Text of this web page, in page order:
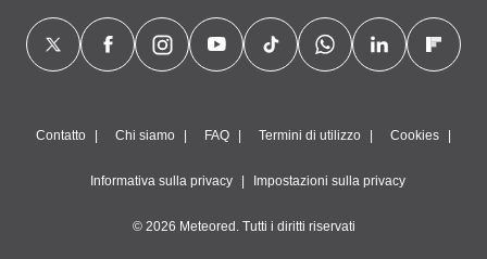
Contatto Chi siamo FAQ Termini di utilizzo Cookies
Informativa sulla privacy Impostazioni sulla privacy
© 2026 Meteored. Tutti i diritti riservati